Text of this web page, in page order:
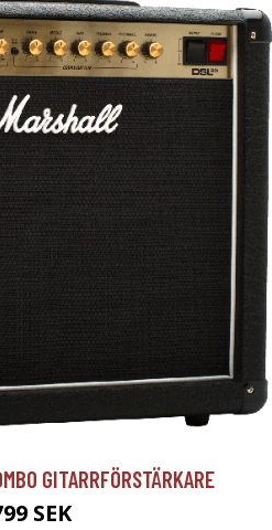
GITARRFÖRSTÄRKARE
SEK